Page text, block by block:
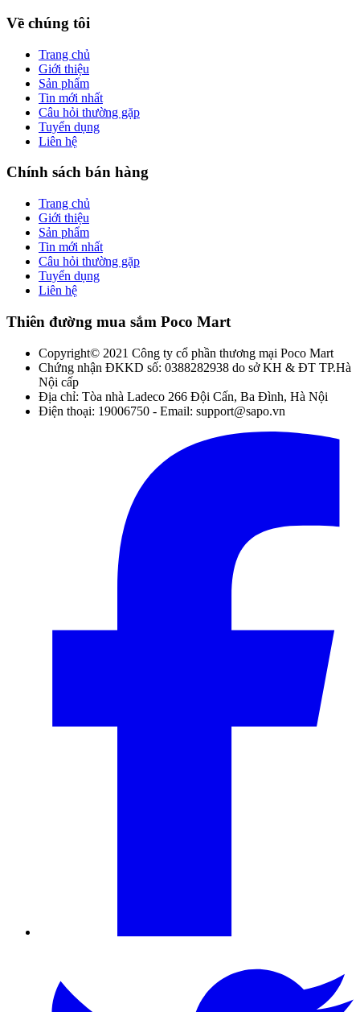
Về chúng tôi
Trang chủ
Giới thiệu
Sản phẩm
Tin mới nhất
Câu hỏi thường gặp
Tuyển dụng
Liên hệ
Chính sách bán hàng
Trang chủ
Giới thiệu
Sản phẩm
Tin mới nhất
Câu hỏi thường gặp
Tuyển dụng
Liên hệ
Thiên đường mua sắm Poco Mart
Copyright© 2021 Công ty cổ phần thương mại Poco Mart
Chứng nhận ĐKKD số: 0388282938 do sở KH & ĐT TP.Hà
Nội cấp
Địa chỉ: Tòa nhà Ladeco 266 Đội Cấn, Ba Đình, Hà Nội
Điện thoại: 19006750 - Email: support@sapo.vn